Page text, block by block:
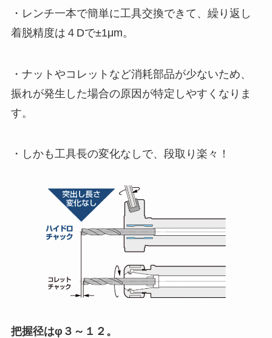
・レンチ一本で簡単に工具交換できて、繰り返し
着脱精度は４Dで±1μm。
・ナットやコレットなど消耗部品が少ないため、
振れが発生した場合の原因が特定しやすくなりま
す。
・しかも工具長の変化なしで、段取り楽々！
把握径はφ３～１２。